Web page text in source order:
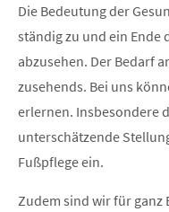
Die Bedeutung der
ständig zu und ein Ende
abzusehen. Der Bedarf
zusehends. Bei uns
erlernen. Insbesondere
unterschätzende
Fußpflege ein.
Zudem sind wir für